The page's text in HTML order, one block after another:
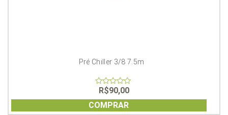
Pré Chiller 3/8 7.5m
of
5
R$90,00
COMPRAR